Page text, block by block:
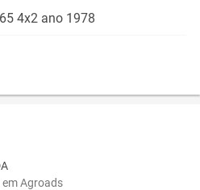
4x2 ano 1978
em Agroads